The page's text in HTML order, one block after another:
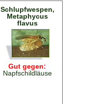
Schlupfwespen,
Metaphycus
flavus
Gut gegen:
Napfschildläuse